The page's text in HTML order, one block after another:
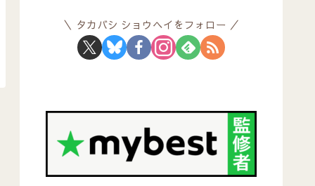
タカバシ ショウヘイをフォロー